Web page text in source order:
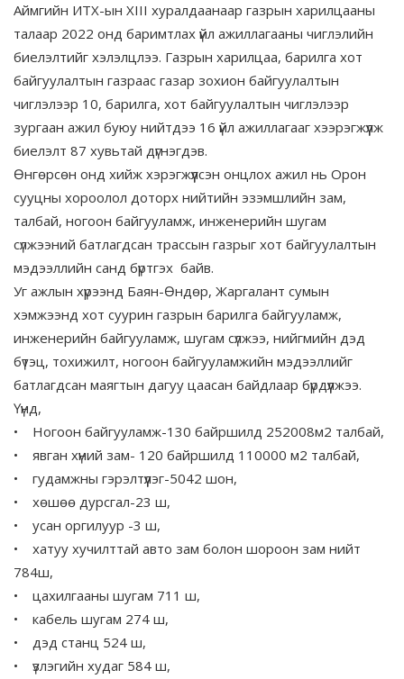
Аймгийн ИТХ-ын XIII хуралдаанаар газрын харилцааны
талаар 2022 онд баримтлах үйл ажиллагааны чиглэлийн
биелэлтийг хэлэлцлээ. Газрын харилцаа, барилга хот
байгуулалтын газраас газар зохион байгуулалтын
чиглэлээр 10, барилга, хот байгуулалтын чиглэлээр
зургаан ажил буюу нийтдээ 16 үйл ажиллагааг хээрэгжүүлж
биелэлт 87 хувьтай дүгнэгдэв.
Өнгөрсөн онд хийж хэрэгжүүлсэн онцлох ажил нь Орон
сууцны хороолол доторх нийтийн эзэмшлийн зам,
талбай, ногоон байгууламж, инженерийн шугам
сүлжээний батлагдсан трассын газрыг хот байгуулалтын
мэдээллийн санд бүртгэх байв.
Уг ажлын хүрээнд Баян-Өндөр, Жаргалант сумын
хэмжээнд хот суурин газрын барилга байгууламж,
инженерийн байгууламж, шугам сүлжээ, нийгмийн дэд
бүтэц, тохижилт, ногоон байгууламжийн мэдээллийг
батлагдсан маягтын дагуу цаасан байдлаар бүрдүүлжээ.
Үүнд,
• Ногоон байгууламж-130 байршилд 252008м2 талбай,
• явган хүний зам- 120 байршилд 110000 м2 талбай,
• гудамжны гэрэлтүүлэг-5042 шон,
• хөшөө дурсгал-23 ш,
• усан оргилуур -3 ш,
• хатуу хучилттай авто зам болон шороон зам нийт
784ш,
• цахилгааны шугам 711 ш,
• кабель шугам 274 ш,
• дэд станц 524 ш,
• үзлэгийн худаг 584 ш,